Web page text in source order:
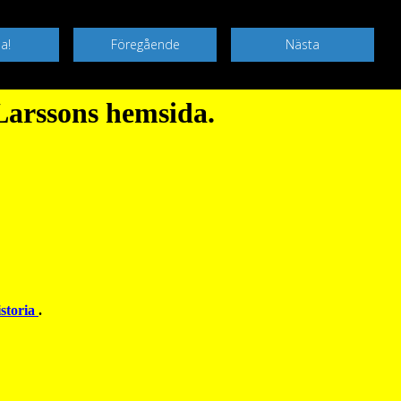
hemsida.
.